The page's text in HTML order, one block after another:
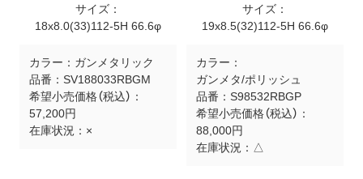
サイズ：
18x8.0(33)112-5H 66.6φ
カラー： ガンメタリック
品番： SV188033RBGM
希望小売価格（税込）：
57,200円
在庫状況： ×
サイズ：
19x8.5(32)112-5H 66.6φ
カラー：
ガンメタ/ポリッシュ
品番： S98532RBGP
希望小売価格（税込）：
88,000円
在庫状況： △